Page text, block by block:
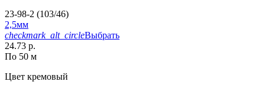
23-98-2 (103/46)
2,5мм
checkmark_alt_circleВыбрать
24.73 р.
По 50 м
Цвет кремовый